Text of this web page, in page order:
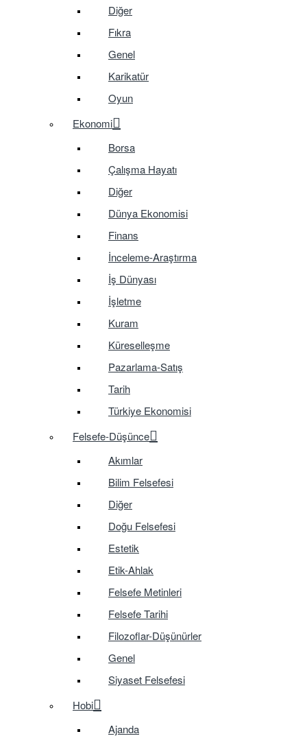
Diğer
Fıkra
Genel
Karikatür
Oyun
Ekonomi
Borsa
Çalışma Hayatı
Diğer
Dünya Ekonomisi
Finans
İnceleme-Araştırma
İş Dünyası
İşletme
Kuram
Küreselleşme
Pazarlama-Satış
Tarih
Türkiye Ekonomisi
Felsefe-Düşünce
Akımlar
Bilim Felsefesi
Diğer
Doğu Felsefesi
Estetik
Etik-Ahlak
Felsefe Metinleri
Felsefe Tarihi
Filozoflar-Düşünürler
Genel
Siyaset Felsefesi
Hobi
Ajanda